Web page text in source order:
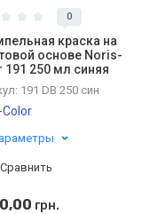
0
краска на
основе Noris-
191 250 мл синяя
191 DB 250 син
Color
Сравнить
грн.